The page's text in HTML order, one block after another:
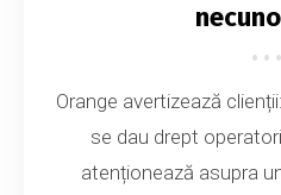
Orange avertizează
se dau drept
atenționează asupra